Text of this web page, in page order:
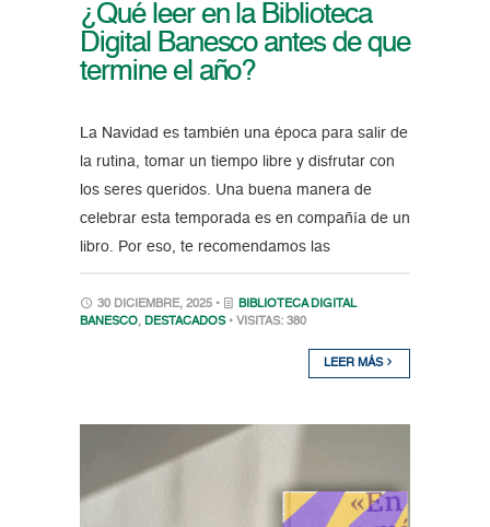
¿Qué leer en la Biblioteca
Digital Banesco antes de que
termine el año?
La Navidad es también una época para salir de
la rutina, tomar un tiempo libre y disfrutar con
los seres queridos. Una buena manera de
celebrar esta temporada es en compañía de un
libro. Por eso, te recomendamos las
30 DICIEMBRE, 2025 •
BIBLIOTECA DIGITAL
BANESCO, DESTACADOS • VISITAS: 380
LEER MÁS